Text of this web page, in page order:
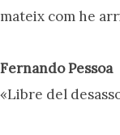
mateix com he
Fernando Pessoa
«Libre del